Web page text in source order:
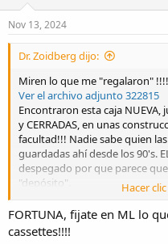
n
Nov 13, 2024
Dr. Zoidberg dijo:
Miren lo que me "regalaron"
Ver el archivo adjunto 322815
Encontraron esta caja NUEVA,
y CERRADAS, en unas
facultad!!! Nadie sabe quien
guardadas ahí desde los 90's.
despegado por que parece
"depósito".
Como estaban tirando a la
amigo recuperó todos los
cosas) y me regaló una caja
Hacer
FORTUNA, fijate en ML lo
cassettes!!!!